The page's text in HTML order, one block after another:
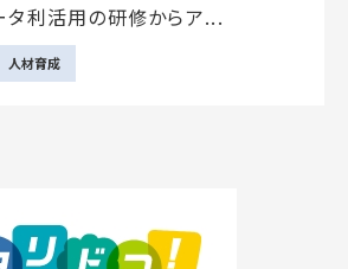
タ利活用の研修からア...
人材育成